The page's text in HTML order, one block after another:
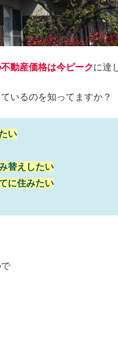
動産価格は今ピークに達
いるのを知ってますか？
い
替えしたい
に住みたい